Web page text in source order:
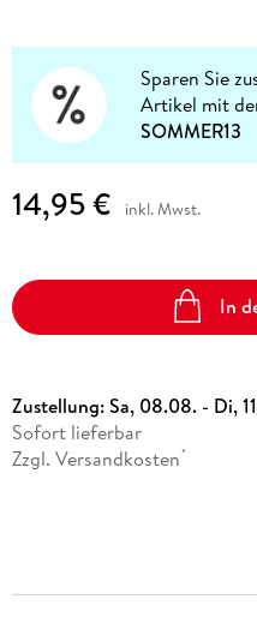
Sparen Sie
Artikel mit
SOMMER13
14,95 € inkl. Mwst.
In
Zustellung:Sa, 08.08. - Di,
Sofort lieferbar
Zzgl. Versandkosten *